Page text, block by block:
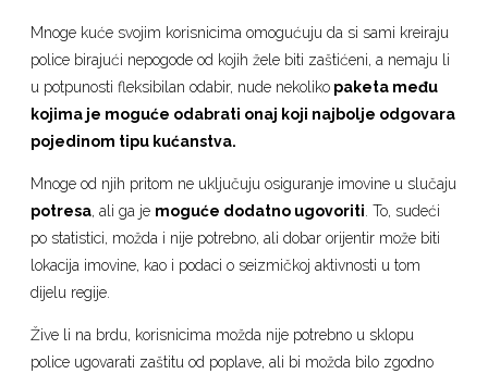
Mnoge kuće svojim korisnicima omogućuju da si sami kreiraju
police birajući nepogode od kojih žele biti zaštićeni, a nemaju li
u potpunosti fleksibilan odabir, nude nekoliko paketa među
kojima je moguće odabrati onaj koji najbolje odgovara
pojedinom tipu kućanstva.
Mnoge od njih pritom ne uključuju osiguranje imovine u slučaju
potresa, ali ga je moguće dodatno ugovoriti . To, sudeći
po statistici, možda i nije potrebno, ali dobar orijentir može biti
lokacija imovine, kao i podaci o seizmičkoj aktivnosti u tom
dijelu regije.
Žive li na brdu, korisnicima možda nije potrebno u sklopu
police ugovarati zaštitu od poplave, ali bi možda bilo zgodno